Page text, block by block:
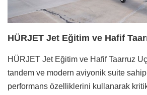
HÜRJET Jet Eğitim ve Hafif
HÜRJET Jet Eğitim ve Hafif Taarruz
tandem ve modern aviyonik suite
performans özelliklerini kullanarak